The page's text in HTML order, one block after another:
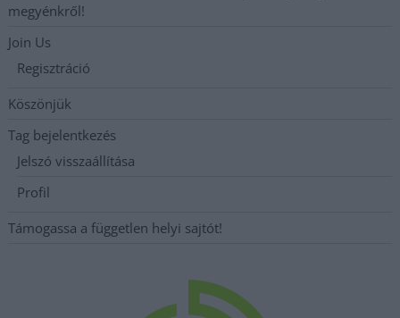
megyénkről!
Join Us
Regisztráció
Köszönjük
Tag bejelentkezés
Jelszó visszaállítása
Profil
Támogassa a független helyi sajtót!